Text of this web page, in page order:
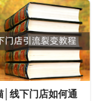
│线下门店如何通